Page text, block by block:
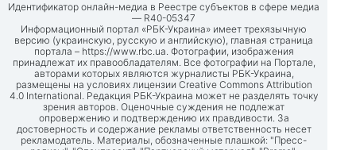
Идентификатор онлайн-медиа в Реестре субъектов в сфере медиа
— R40-05347
Информационный портал «РБК-Украина» имеет трехязычную
версию (украинскую, русскую и английскую), главная страница
портала – https://www.rbc.ua. Фотографии, изображения
принадлежат их правообладателям. Все фотографии на Портале,
авторами которых являются журналисты РБК-Украина,
размещены на условиях лицензии Creative Commons Attribution
4.0 International. Редакция РБК-Украина может не разделять точку
зрения авторов. Оценочные суждения не подлежат
опровержению и подтверждению их правдивости. За
достоверность и содержание рекламы ответственность несет
рекламодатель. Материалы, обозначенные плашкой: "Пресс-